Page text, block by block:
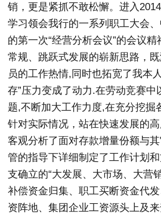
销，更是紧抓不敢松懈。进入
学习领会我行的一系列职工大会
的第一次“经营分析会议”的会议
常规、跳跃式发展的崭新思路，
员的工作热情,同时也拓宽了我本
存”压力变成了动力.在劳动竞赛中
题,不断加大工作力度,在充分挖掘
针对实际情况，站在快速发展的
客观分析了面对存款增量份额与
管的指导下详细制定了工作计划
支确立的“大发展、大市场、大营
补偿资金归集、职工买断资金代
资阵地、集团企业工资源头上及